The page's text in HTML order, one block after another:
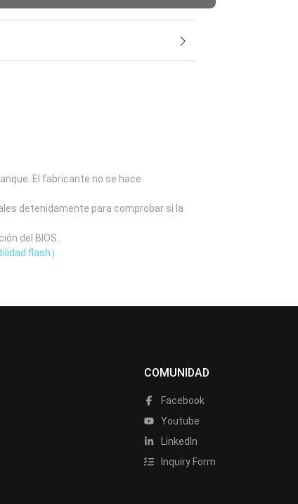
El fabricante no se hace
detenidamente para comprobar si la
del BIOS.
flash）
COMUNIDAD
Facebook
Youtube
LinkedIn
Inquiry Form